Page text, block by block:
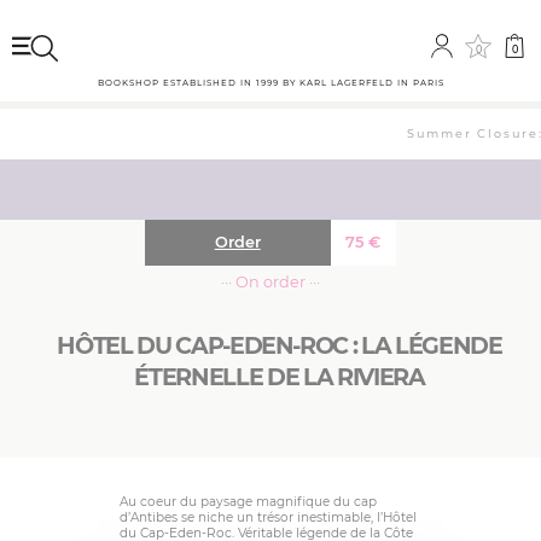
0 0
BOOKSHOP ESTABLISHED IN 1999 BY KARL LAGERFELD IN PARIS
Summer
HÔTEL DU CAP-EDEN-ROC : LA LÉGENDE
ÉTERNELLE DE LA RIVIERA
75€
Order
··· On order ···
Au coeur du paysage magnifique du cap
d’Antibes se niche un trésor inestimable, l’Hôtel
du Cap-Eden-Roc. Véritable légende de la Côte